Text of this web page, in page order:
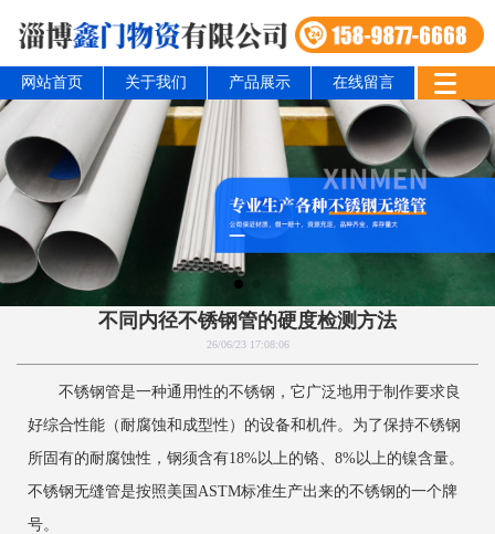
网站首页 关于我们 产品展示 在线留言
不同内径不锈钢管的硬度检测方法
26/06/23 17:08:06
不锈钢管是一种通用性的不锈钢，它广泛地用于制作要求良
好综合性能（耐腐蚀和成型性）的设备和机件。为了保持不锈钢
所固有的耐腐蚀性，钢须含有18%以上的铬、8%以上的镍含量。
不锈钢无缝管是按照美国ASTM标准生产出来的不锈钢的一个牌
号。